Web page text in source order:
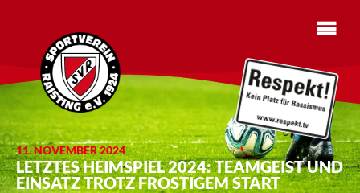
11. NOVEMBER 2024
LETZTES HEIMSPIEL 2024: TEAMGEIST UND
EINSATZ TROTZ FROSTIGEM START